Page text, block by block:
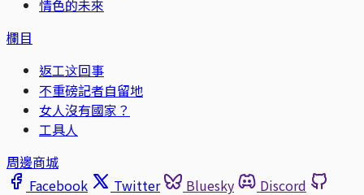
情色的未來
欄目
返工这回事
不重磅記者自留地
女人沒有國家？
工具人
周邊商城
Facebook
Twitter Bluesky
Discord